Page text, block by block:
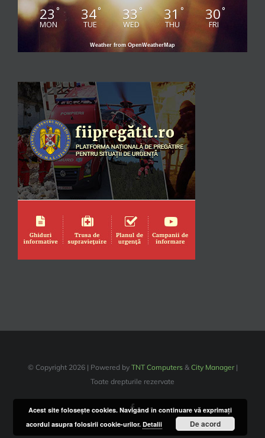
23 °
MON
34°
TUE
33°
WED
31°
THU
30°
FRI
Weather from OpenWeatherMap
© Copyright 2026 | Powered by TNT Computers& City Manager|
Toate drepturile rezervate
Facebook
Acest site foloseşte cookies. Navigând în continuare vă exprimaţi
acordul asupra folosirii cookie-urilor. Detalii De acord